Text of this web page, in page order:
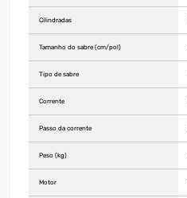
Cilindradas
Tamanho do sabre (cm/pol)
Tipo de sabre
Corrente
Passo da corrente
Peso (kg)
Motor